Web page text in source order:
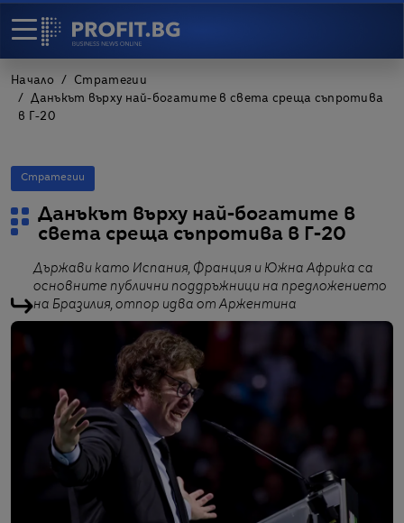
Начало
Стратегии
Данъкът върху най-богатите в света среща съпротива
в Г-20
Стратегии
Данъкът върху най-богатите в
света среща съпротива в Г-20
Държави като Испания, Франция и Южна Африка са
основните публични поддръжници на предложението
на Бразилия, отпор идва от Аржентина